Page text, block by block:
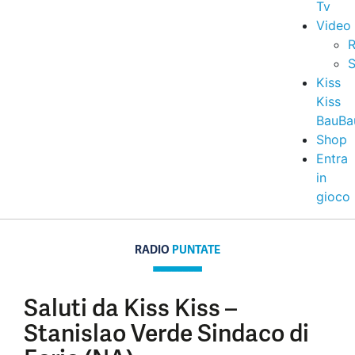
Tv
Video
Kiss
Kiss
Shop
Entra
in
gioco
RADIO PUNTATE
Saluti da Kiss Kiss –
Stanislao Verde Sindaco di